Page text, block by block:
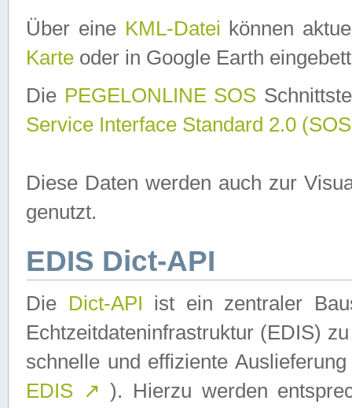
Über eine KML-Datei können
Karte oder in Google Earth
Die PEGELONLINE SOS
Service Interface Standard 2.0
Diese Daten werden auch zur
genutzt.
EDIS Dict-API
Die Dict-API ist ein zentraler
Echtzeitdateninfrastruktur (EDIS)
schnelle und effiziente
EDIS ↗ ). Hierzu werden